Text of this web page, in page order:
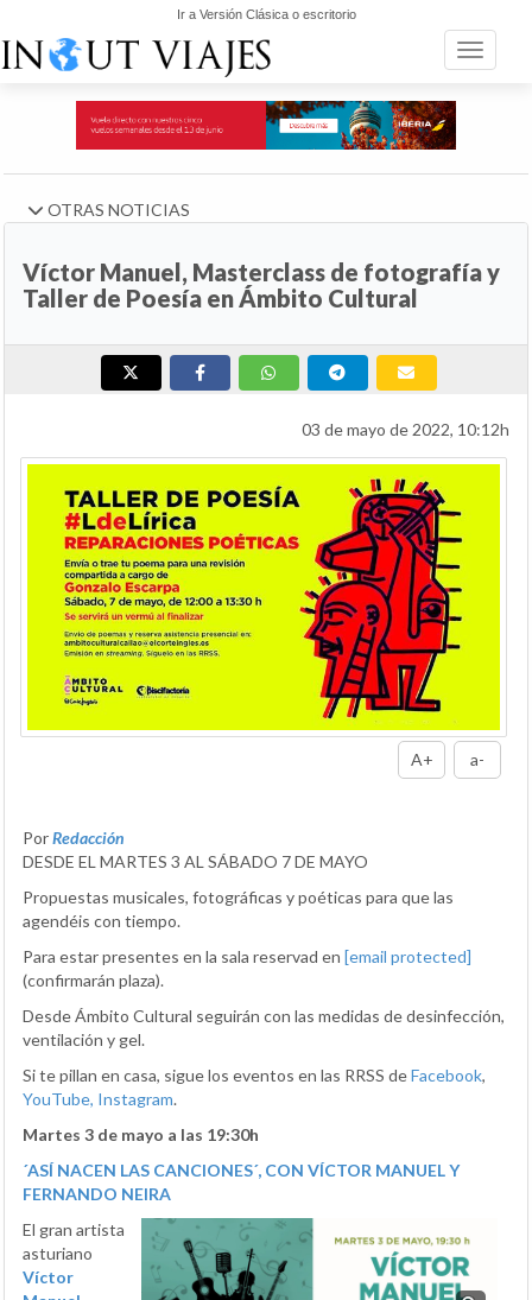
Ir a Versión Clásica o escritorio
Toggle
OTRAS NOTICIAS
Víctor Manuel, Masterclass de fotografía y
Taller de Poesía en Ámbito Cultural
03 de mayo de 2022, 10:12h
A+ a-
PorRedacción
DESDE EL MARTES 3 AL SÁBADO 7 DE MAYO
Propuestas musicales, fotográficas y poéticas para que las
agendéis con tiempo.
Para estar presentes en la sala reservad en [email protected]
(confirmarán plaza).
Desde Ámbito Cultural seguirán con las medidas de desinfección,
ventilación y gel.
Si te pillan en casa, sigue los eventos en las RRSS deFacebook,
YouTube, Instagram.
Martes 3 de mayo a las 19:30h
´ASÍ NACEN LAS CANCIONES´, CON VÍCTOR MANUEL Y
FERNANDO NEIRA
El gran artista
asturiano
Víctor